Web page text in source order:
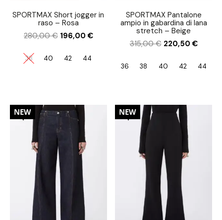
SPORTMAX Short jogger in
raso – Rosa
280,00€ 196,00€
38 40 42 44
SPORTMAX Pantalone
ampio in gabardina di lana
stretch – Beige
315,00€ 220,50€
36 38 40 42 44
30%
NEW 30%
NEW